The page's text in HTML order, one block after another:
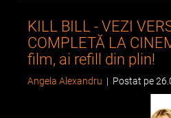
KILL BILL - VEZI
COMPLETĂ LA
film, ai refill din plin!
Angela Alexandru | Postat pe